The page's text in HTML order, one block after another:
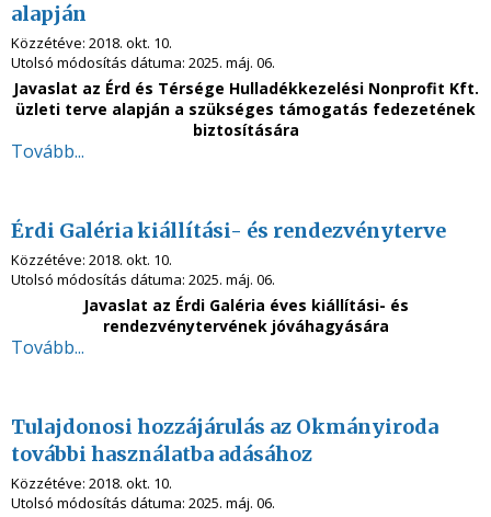
alapján
Közzétéve: 2018. okt. 10.
Utolsó módosítás dátuma: 2025. máj. 06.
Javaslat az Érd és Térsége Hulladékkezelési Nonprofit Kft.
üzleti terve alapján a szükséges támogatás fedezetének
biztosítására
Tovább...
Érdi Galéria kiállítási- és rendezvényterve
Közzétéve: 2018. okt. 10.
Utolsó módosítás dátuma: 2025. máj. 06.
Javaslat az Érdi Galéria éves kiállítási- és
rendezvénytervének jóváhagyására
Tovább...
Tulajdonosi hozzájárulás az Okmányiroda
további használatba adásához
Közzétéve: 2018. okt. 10.
Utolsó módosítás dátuma: 2025. máj. 06.